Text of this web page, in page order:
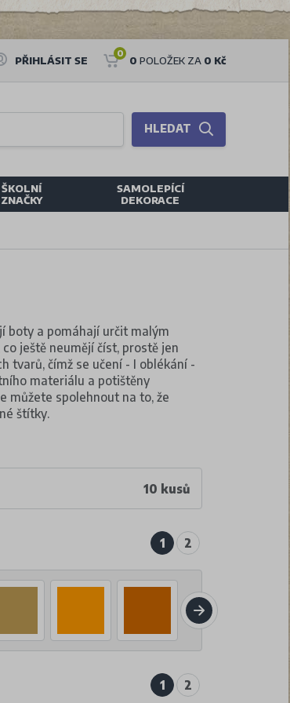
PŘIHLÁSIT SE
0
0 POLOŽEK ZA 0 Kč
HLEDAT
ŠKOLNÍ
ZNAČKY
SAMOLEPÍCÍ
DEKORACE
boty a pomáhají určit malým
ještě neumějí číst, prostě jen
tvarů, čímž se učení - I oblékání -
materiálu a potištěny
můžete spolehnout na to, že
štítky.
10 kusů
1 2
1 2